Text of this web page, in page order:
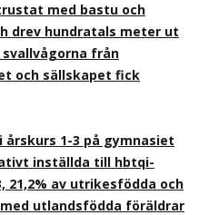
med bastu och
drev hundratals meter ut
svallvågorna från
och sällskapet fick
årskurs 1-3 på gymnasiet
inställda till hbtqi-
21,2% av utrikesfödda och
utlandsfödda föräldrar